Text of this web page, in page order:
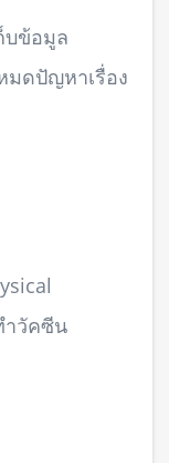
บข้อมูล
มดปัญหาเรื่อง
ำวัคซีน